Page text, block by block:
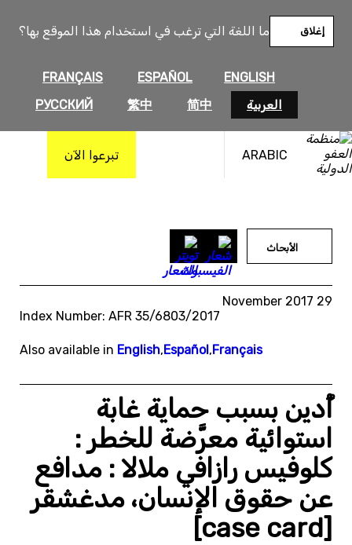
ما اللغة التي ترغب في استخدام هذا الموقع بها؟
ENGLISH
ESPAÑOL
FRANÇAIS
العربية
简中
繁中
РУССКИЙ
إغلاق
ARABIC تبرعوا الآن
المحتوى
الأبحاث
29 November 2017
Index Number: AFR 35/6803/2017
Also available in English,Español,Français
أُدين بسبب حماية غابة
استوائية معرَّضة للخطر :
كلوفيس رازافي ملالا : مدافع
عن حقوق الإنسان، مدغشقر
[case card]